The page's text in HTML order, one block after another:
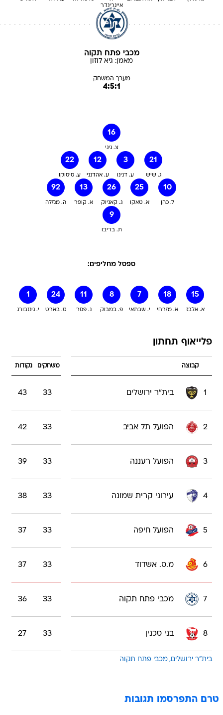
איינבינדר
מכבי פתח תקוה
מאמן: גיא לוזון
מערך המשחק
4:5:1
16
צ. גיגי
22
ע. סיסוקו
12
ע. אהדנני
3
ע. דנינו
21
ג. שיש
92
ה. מנזלה
13
א. קופר
26
ג. קאניוק
25
א. טאקו
10
ל. כהן
9
ת. בריבו
ספסל מחליפים:
1
י. גינזבורג
24
ט. בארט
11
נ. פסר
8
פ. במבוק
7
י. שבתאי
18
א. מזרחי
15
א. אלבז
פלייאוף תחתון
קבוצה משחקים נקודות
1 בית"ר ירושלים 33
43
2 הפועל תל אביב 33
42
3 הפועל רעננה 33
39
4 עירוני קרית שמונה 33
38
5 הפועל חיפה 33
37
6 מ.ס. אשדוד 33
37
7 מכבי פתח תקוה 33
36
8 בני סכנין 33
27
בית"ר ירושלים מכבי פתח תקוה
טרם התפרסמו תגובות